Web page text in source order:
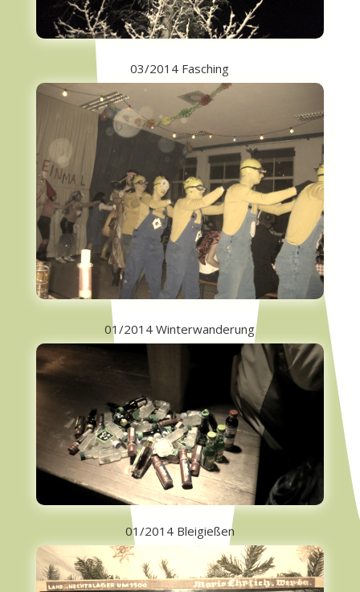
03/2014 Fasching
01/2014 Winterwanderung
01/2014 Bleigießen